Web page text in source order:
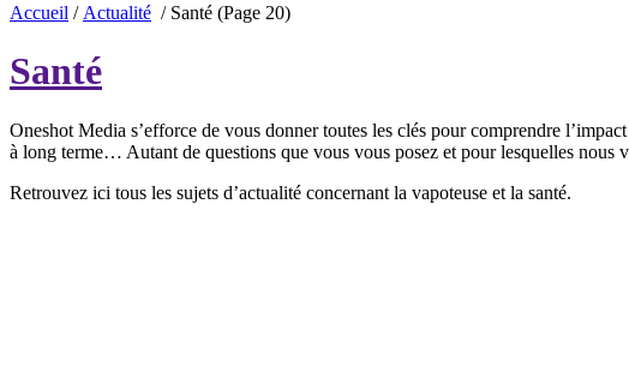
Accueil / Actualité / Santé (Page 20)
Santé
Oneshot Media s’efforce de vous donner toutes les clés pour comprendre
à long terme… Autant de questions que vous vous posez et pour lesquelles nous
Retrouvez ici tous les sujets d’actualité concernant la vapoteuse et la santé.